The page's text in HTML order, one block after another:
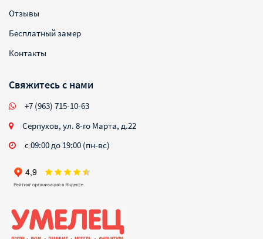
Отзывы
Бесплатный замер
Контакты
Свяжитесь с нами
+7 (963) 715-10-63
Серпухов, ул. 8-го Марта, д.22
с 09:00 до 19:00 (пн-вс)